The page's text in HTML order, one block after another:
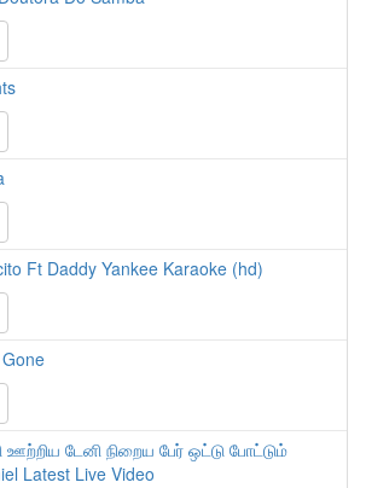
Ft Daddy Yankee Karaoke (hd)
ஊற்றிய டேனி நிறைய பேர் ஒட்டு போட்டும்
Latest Live Video